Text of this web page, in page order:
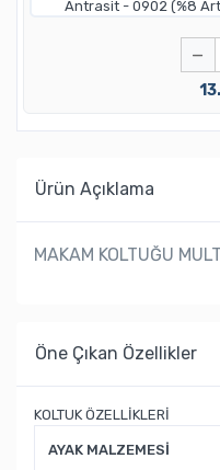
−
Ürün Açıklama
MAKAM KOLTUĞU
Öne Çıkan Özellikler
KOLTUK ÖZELLİKLERİ
AYAK MALZEMESİ